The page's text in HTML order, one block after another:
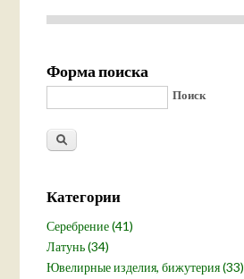
Форма поиска
Поиск
Категории
Серебрение (41)
Латунь (34)
Ювелирные изделия, бижутерия (33)